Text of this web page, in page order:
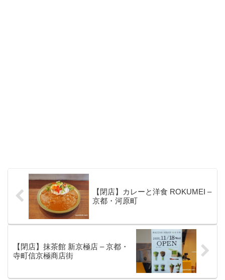
【閉店】カレーと洋食 ROKUMEI –
京都・河原町
【閉店】抹茶館 新京極店 – 京都・
寺町信京極商店街